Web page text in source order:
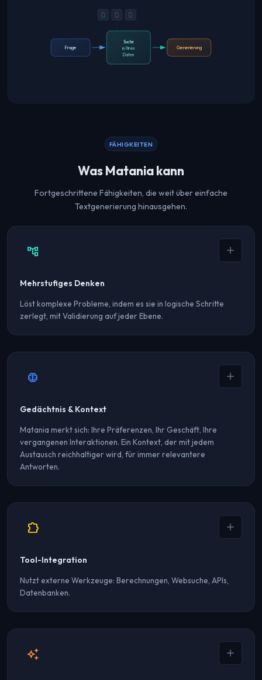
Frage
Suche
in Ihren
Daten
Generierung
FÄHIGKEITEN
Was Matania kann
Fortgeschrittene Fähigkeiten, die weit über einfache
Textgenerierung hinausgehen.
account_tree
Mehrstufiges Denken
Löst komplexe Probleme, indem es sie in logische Schritte
zerlegt, mit Validierung auf jeder Ebene.
Kundendaten-Pipeline und schlage einen Compliance-Plan
vor"
Nicht-Konformitäten → Auswirkungsanalyse → priorisierte
neurology
Gedächtnis & Kontext
Matania merkt sich: Ihre Präferenzen, Ihr Geschäft, Ihre
vergangenen Interaktionen. Ein Kontext, der mit jedem
Austausch reichhaltiger wird, für immer relevantere
Antworten.
Verlauf von Aktionen und Entscheidungen
Geschäftskontext (Terminologie, Prozesse, Daten)
extension
Tool-Integration
Nutzt externe Werkzeuge: Berechnungen, Websuche, APIs,
Datenbanken.
auto_awesome